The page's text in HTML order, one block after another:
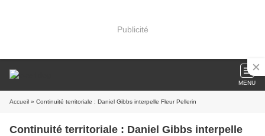
Publicité
MENU
Accueil » Continuité territoriale : Daniel Gibbs interpelle Fleur Pellerin
Continuité territoriale : Daniel Gibbs interpelle